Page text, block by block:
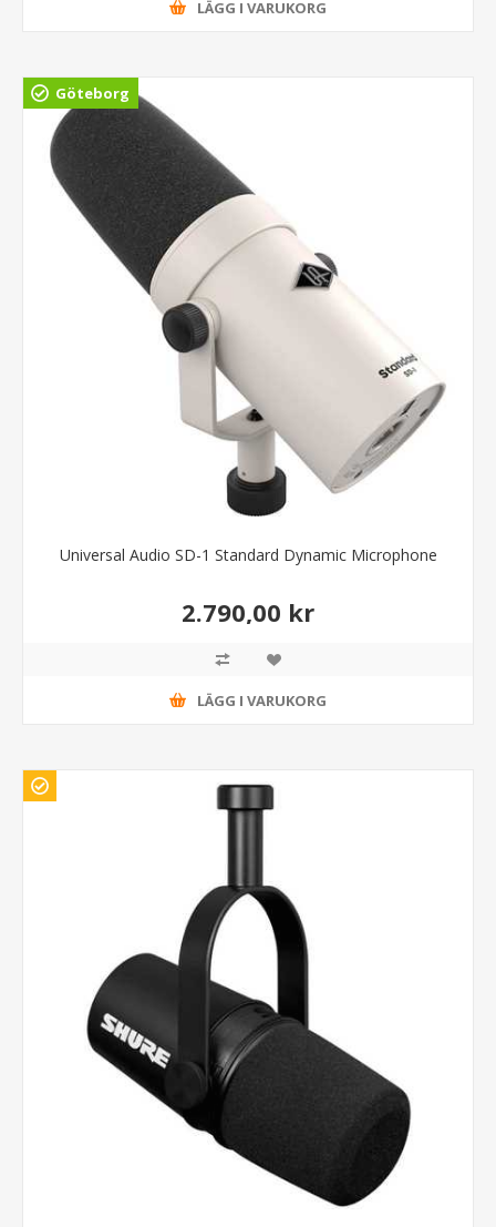
LÄGG I VARUKORG
Göteborg
Universal Audio SD-1 Standard Dynamic Microphone
2.790,00 kr
LÄGG I VARUKORG